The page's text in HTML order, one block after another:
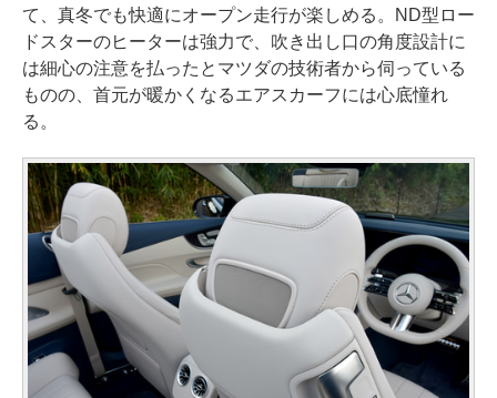
て、真冬でも快適にオープン走行が楽しめる。ND型ロー
ドスターのヒーターは強力で、吹き出し口の角度設計に
は細心の注意を払ったとマツダの技術者から伺っている
ものの、首元が暖かくなるエアスカーフには心底憧れ
る。